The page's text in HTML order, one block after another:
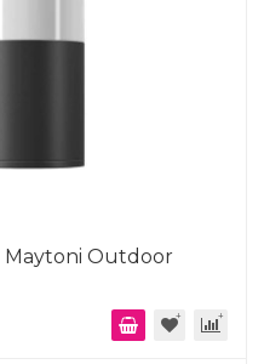
Maytoni Outdoor